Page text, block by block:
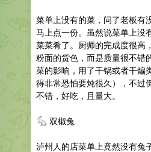
菜单上没有的菜，问了老板有
马上点一份。虽然说菜单上没
菜菜肴了。厨师的完成度很高
粉面的货色，而是质量很不错
菜的影响，用了干锅或者干煸
得非常恐怕要炖很久），不过
不错，好吃，且量大。
双椒兔
泸州人的店菜单上竟然没有兔